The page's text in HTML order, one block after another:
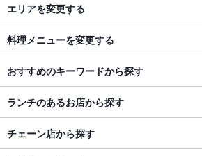
エリアを変更する
料理メニューを変更する
おすすめのキーワードから探す
ランチのあるお店から探す
チェーン店から探す